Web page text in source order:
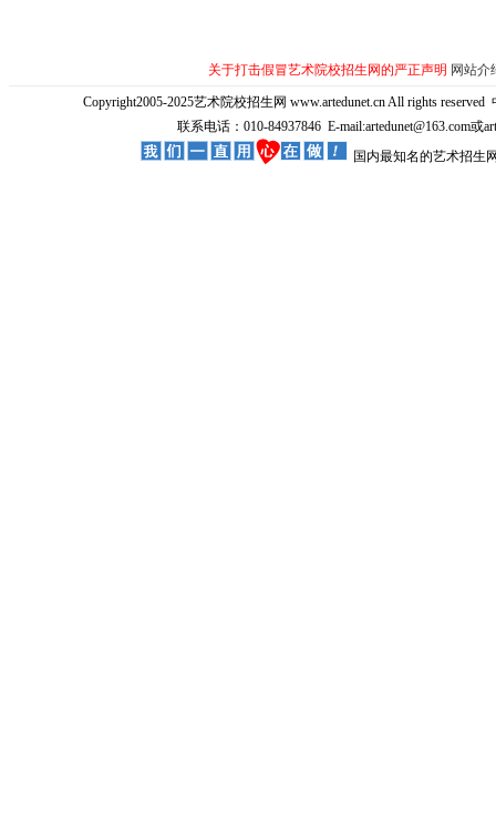
关于打击假冒艺术院校招生网的严正声明 网站介
Copyright2005-2025艺术院校招生网 www.artedunet.cn All rights reserved
联系电话：010-84937846 E-mail:artedunet@163.com或
国内最知名的艺术招生